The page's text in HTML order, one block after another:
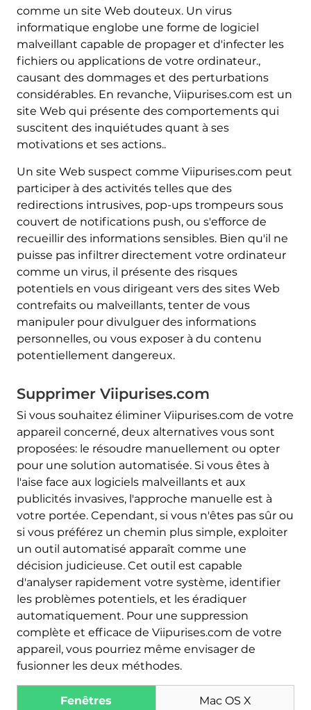
comme un site Web douteux. Un virus
informatique englobe une forme de logiciel
malveillant capable de propager et d'infecter les
fichiers ou applications de votre ordinateur.,
causant des dommages et des perturbations
considérables. En revanche, Viipurises.com est un
site Web qui présente des comportements qui
suscitent des inquiétudes quant à ses
motivations et ses actions..
Un site Web suspect comme Viipurises.com peut
participer à des activités telles que des
redirections intrusives, pop-ups trompeurs sous
couvert de notifications push, ou s'efforce de
recueillir des informations sensibles. Bien qu'il ne
puisse pas infiltrer directement votre ordinateur
comme un virus, il présente des risques
potentiels en vous dirigeant vers des sites Web
contrefaits ou malveillants, tenter de vous
manipuler pour divulguer des informations
personnelles, ou vous exposer à du contenu
potentiellement dangereux.
Supprimer Viipurises.com
Si vous souhaitez éliminer Viipurises.com de votre
appareil concerné, deux alternatives vous sont
proposées: le résoudre manuellement ou opter
pour une solution automatisée. Si vous êtes à
l'aise face aux logiciels malveillants et aux
publicités invasives, l'approche manuelle est à
votre portée. Cependant, si vous n'êtes pas sûr ou
si vous préférez un chemin plus simple, exploiter
un outil automatisé apparaît comme une
décision judicieuse. Cet outil est capable
d'analyser rapidement votre système, identifier
les problèmes potentiels, et les éradiquer
automatiquement. Pour une suppression
complète et efficace de Viipurises.com de votre
appareil, vous pourriez même envisager de
fusionner les deux méthodes.
Fenêtres Mac OS X
Télécharger